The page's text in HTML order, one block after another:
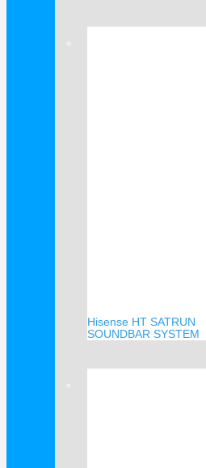
Hisense HT SATRUN
SOUNDBAR SYSTEM